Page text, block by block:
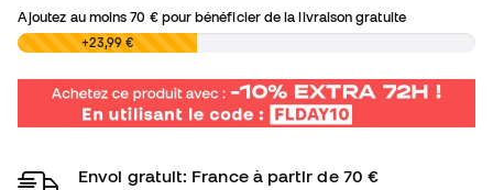
Ajoutez au moins70 €pour bénéficier de la livraison gratuite
0,00 € +23,99 €
Envoi gratuit: France à partir de 70 €